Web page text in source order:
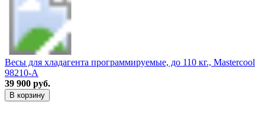
Весы для хладагента программируемые, до 110 кг., Mastercool
98210-A
39 900 руб.
В корзину